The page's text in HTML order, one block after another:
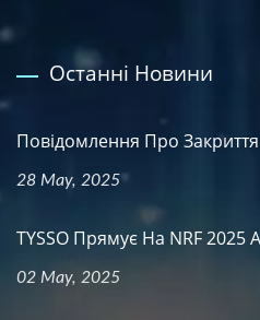
Останні Новини
Повідомлення Про
28 May, 2025
TYSSO Прямує На NRF 2025
02 May, 2025